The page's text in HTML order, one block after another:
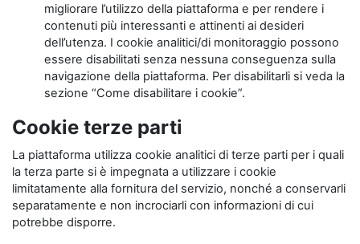
migliorare l’utilizzo della piattaforma e per rendere i
contenuti più interessanti e attinenti ai desideri
dell’utenza. I cookie analitici/di monitoraggio possono
essere disabilitati senza nessuna conseguenza sulla
navigazione della piattaforma. Per disabilitarli si veda la
sezione “Come disabilitare i cookie”.
Cookie terze parti
La piattaforma utilizza cookie analitici di terze parti per i quali
la terza parte si è impegnata a utilizzare i cookie
limitatamente alla fornitura del servizio, nonché a conservarli
separatamente e non incrociarli con informazioni di cui
potrebbe disporre.